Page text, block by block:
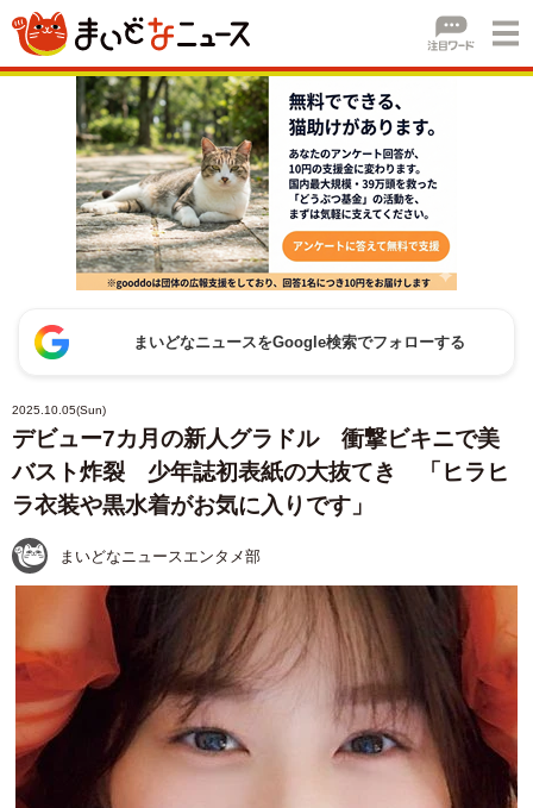
まいどなニュースをGoogle検索でフォローする
2025.10.05(Sun)
デビュー7カ月の新人グラドル 衝撃ビキニで美
バスト炸裂 少年誌初表紙の大抜てき 「ヒラヒ
ラ衣装や黒水着がお気に入りです」
まいどなニュースエンタメ部